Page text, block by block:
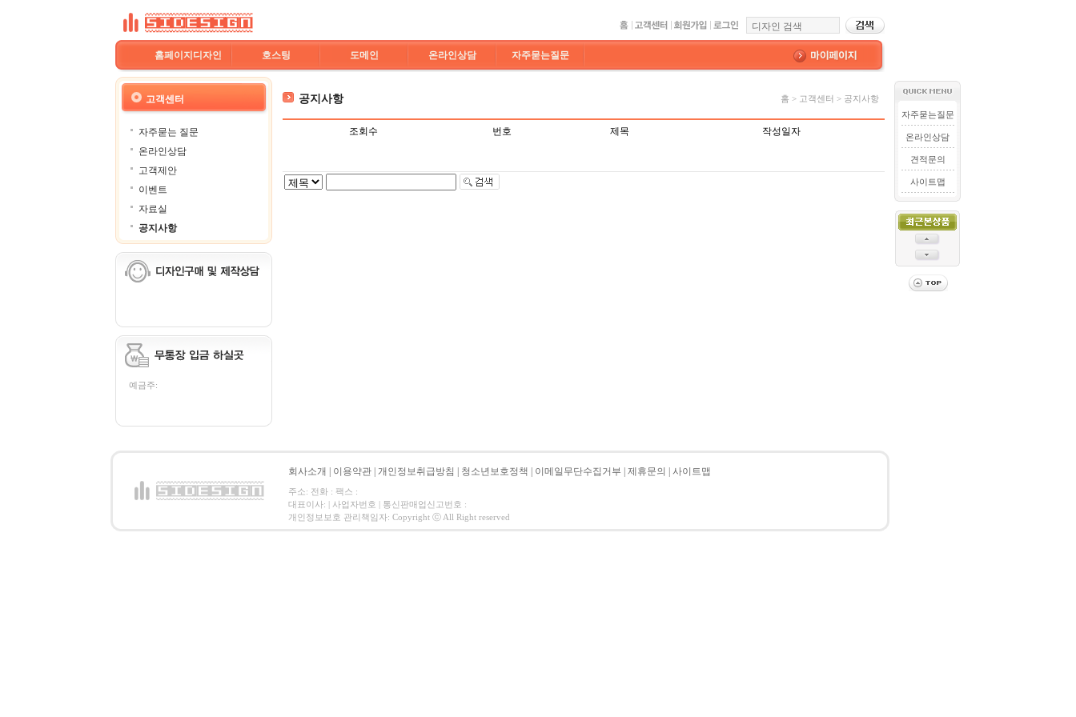
홈페이지디자인 호스팅 도메인 온라인상담 자주묻는질문
고객센터
자주묻는 질문
온라인상담
고객제안
이벤트
자료실
공지사항
예금주:
공지사항 홈 > 고객센터 > 공지사항
조회수 번호 제목 작성일자
자주묻는질문
온라인상담
견적문의
사이트맵
회사소개 이용약관 개인정보취급방침 청소년보호정책 이메일무단수집거부 제휴문의 사이트맵
주소: 전화 : 팩스 :
대표이사: | 사업자번호 | 통신판매업신고번호 :
개인정보보호 관리책임자: Copyright ⓒ All Right reserved